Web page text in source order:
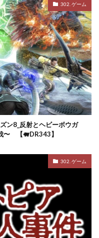
302. ゲーム
ン8_反射とヘビーボウガ
〜 【🐖DR343】
302. ゲーム